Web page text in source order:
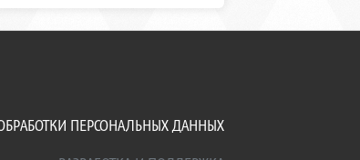
ПЕРСОНАЛЬНЫХ ДАННЫХ